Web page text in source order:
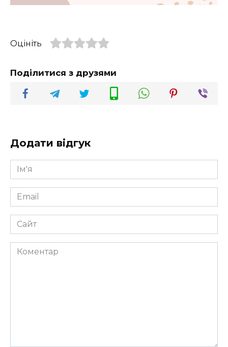
Оцініть
Поділитися з друзями
Додати відгук
Ім'я
*
Email
*
Сайт
Коментар